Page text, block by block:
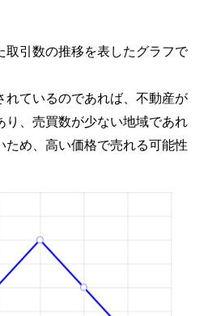
引数の推移を表したグラフで
れているのであれば、不動産が
、売買数が少ない地域であれ
め、高い価格で売れる可能性